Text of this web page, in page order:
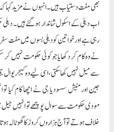
بھی مفت دستیاب ہیں۔ انہوں نے مزید کہا
اب دہلی کے اسکول شاندار ہوگئے ہیں۔
رہی ہے اور خواتین کو دہلی بسوں میں مفت
نے وہ کام کر دکھایا جو کوئی حکومت نہیں
سے میل نہیں کھا سکتی، اسی لیے وہ
جین اور منیش سسودیا جی نے اچھا کام کیا
مودی حکومت سے سوال پوچھے تو انہیں جیل
خلاف ہوتے تو آج ہزاروں کروڑ کا گھوٹالہ